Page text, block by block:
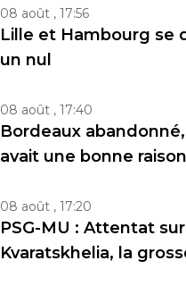
08 août , 17:56
Lille et Hambourg se
un nul
08 août , 17:40
Bordeaux
avait une bonne raison
08 août , 17:20
PSG-MU : Attentat sur
Kvaratskhelia, la